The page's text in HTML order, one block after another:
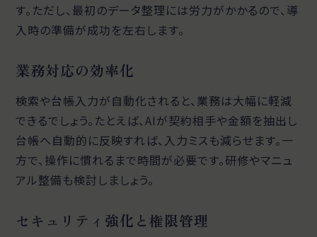
す。ただし、最初のデータ整理には労力がかかるので、導
入時の準備が成功を左右します。
業務対応の効率化
検索や台帳入力が自動化されると、業務は大幅に軽減
できるでしょう。たとえば、AIが契約相手や金額を抽出し
台帳へ自動的に反映すれば、入力ミスも減らせます。一
方で、操作に慣れるまで時間が必要です。研修やマニュ
アル整備も検討しましょう。
セキュリティ強化と権限管理